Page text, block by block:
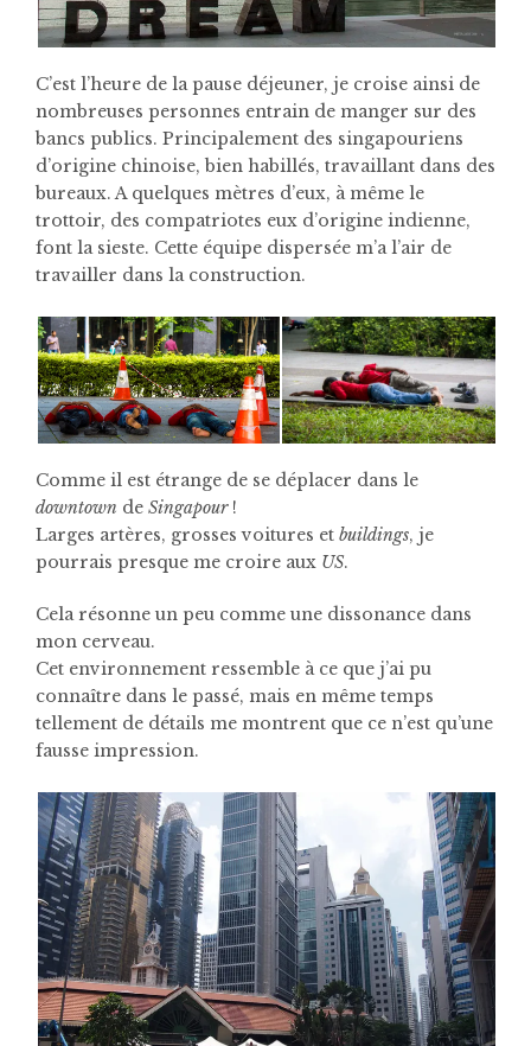
C’est l’heure de la pause déjeuner, je croise ainsi de
nombreuses personnes entrain de manger sur des
bancs publics. Principalement des singapouriens
d’origine chinoise, bien habillés, travaillant dans des
bureaux. A quelques mètres d’eux, à même le
trottoir, des compatriotes eux d’origine indienne,
font la sieste. Cette équipe dispersée m’a l’air de
travailler dans la construction.
Comme il est étrange de se déplacer dans le
downtown de Singapour!
Larges artères, grosses voitures et buildings, je
pourrais presque me croire aux US.
Cela résonne un peu comme une dissonance dans
mon cerveau.
Cet environnement ressemble à ce que j’ai pu
connaître dans le passé, mais en même temps
tellement de détails me montrent que ce n’est qu’une
fausse impression.